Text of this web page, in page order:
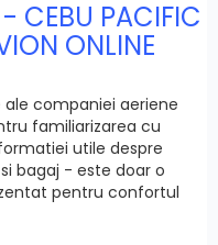
CEBU PACIFIC
ONLINE
companiei aeriene
familiarizarea cu
utile despre
bagaj - este doar o
pentru confortul